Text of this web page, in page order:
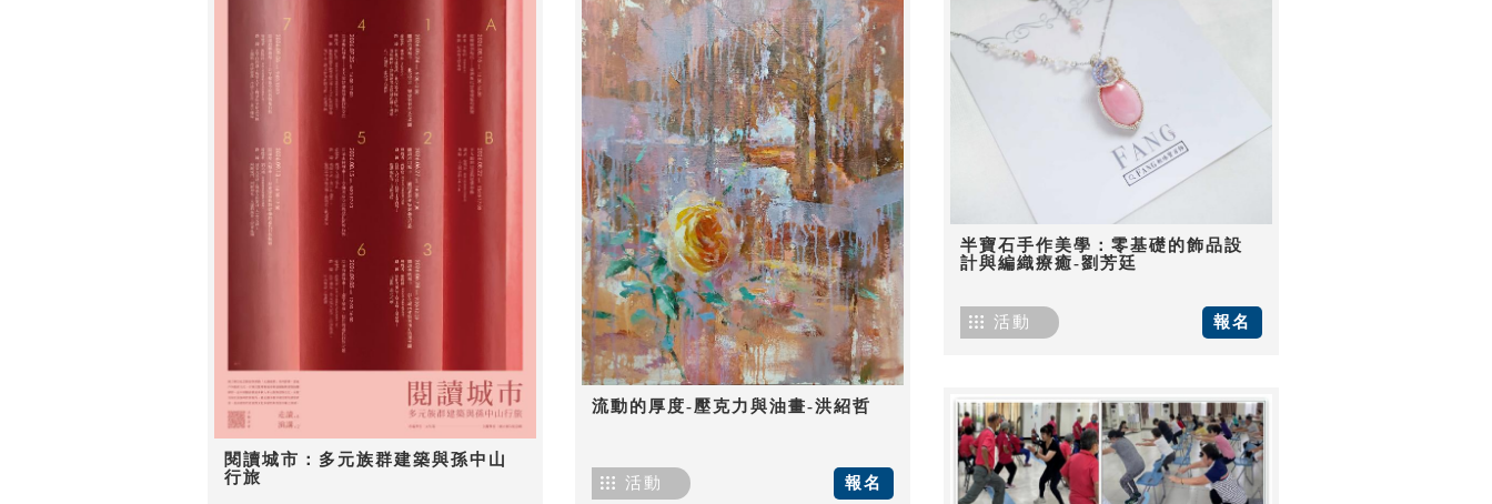
閱讀城市：多元族群建築與孫中山
行旅
流動的厚度-壓克力與油畫-洪紹哲
報名
活動
半寶石手作美學：零基礎的飾品設
計與編織療癒-劉芳廷
報名
活動